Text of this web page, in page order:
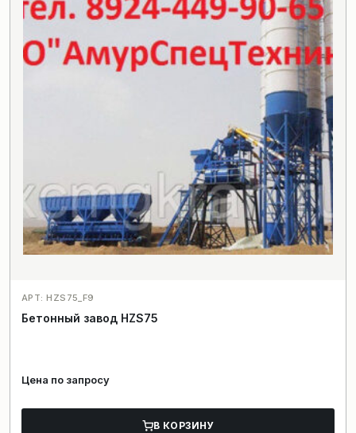
АРТ: HZS75_F9
Бетонный завод HZS75
Цена по запросу
В КОРЗИНУ